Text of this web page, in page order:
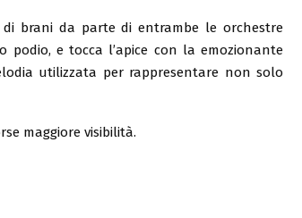
brani da parte di entrambe le orchestre
podio, e tocca l’apice con la emozionante
utilizzata per rappresentare non solo
maggiore visibilità.